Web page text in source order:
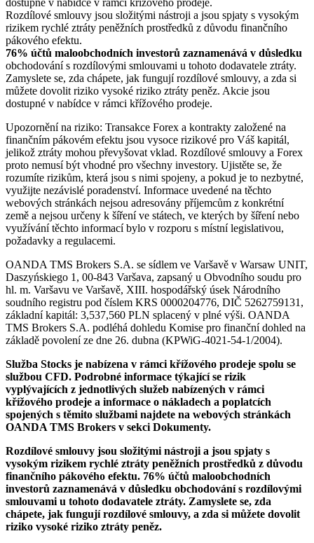
Rozdílové smlouvy jsou složitými nástroji a jsou spjaty s vysokým
rizikem rychlé ztráty peněžních prostředků z důvodu finančního
pákového efektu.
76% účtů maloobchodních investorů zaznamenává v důsledku
obchodování s rozdílovými smlouvami u tohoto dodavatele ztráty.
Zamyslete se, zda chápete, jak fungují rozdílové smlouvy, a zda si
můžete dovolit riziko vysoké riziko ztráty peněz. Akcie jsou
dostupné v nabídce v rámci křížového prodeje.
Upozornění na riziko: Transakce Forex a kontrakty založené na
finančním pákovém efektu jsou vysoce rizikové pro Váš kapitál,
jelikož ztráty mohou převyšovat vklad. Rozdílové smlouvy a Forex
proto nemusí být vhodné pro všechny investory. Ujistěte se, že
rozumíte rizikům, která jsou s nimi spojeny, a pokud je to nezbytné,
využijte nezávislé poradenství. Informace uvedené na těchto
webových stránkách nejsou adresovány příjemcům z konkrétní
země a nejsou určeny k šíření ve státech, ve kterých by šíření nebo
využívání těchto informací bylo v rozporu s místní legislativou,
požadavky a regulacemi.
OANDA TMS Brokers S.A. se sídlem ve Varšavě v Warsaw UNIT,
Daszyńskiego 1, 00-843 Varšava, zapsaný u Obvodního soudu pro
hl. m. Varšavu ve Varšavě, XIII. hospodářský úsek Národního
soudního registru pod číslem KRS 0000204776, DIČ 5262759131,
základní kapitál: 3,537,560 PLN splacený v plné výši. OANDA
TMS Brokers S.A. podléhá dohledu Komise pro finanční dohled na
základě povolení ze dne 26. dubna (KPWiG-4021-54-1/2004).
Služba Stocks je nabízena v rámci křížového prodeje spolu se
službou CFD. Podrobné informace týkající se rizik
vyplývajících z jednotlivých služeb nabízených v rámci
křížového prodeje a informace o nákladech a poplatcích
spojených s těmito službami najdete na webových stránkách
OANDA TMS Brokers v sekci Dokumenty.
Rozdílové smlouvy jsou složitými nástroji a jsou spjaty s
vysokým rizikem rychlé ztráty peněžních prostředků z důvodu
finančního pákového efektu. 76% účtů maloobchodních
investorů zaznamenává v důsledku obchodování s rozdílovými
smlouvami u tohoto dodavatele ztráty. Zamyslete se, zda
chápete, jak fungují rozdílové smlouvy, a zda si můžete dovolit
riziko vysoké riziko ztráty peněz.